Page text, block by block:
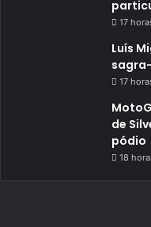
17
Luís
17
de
pódio
18